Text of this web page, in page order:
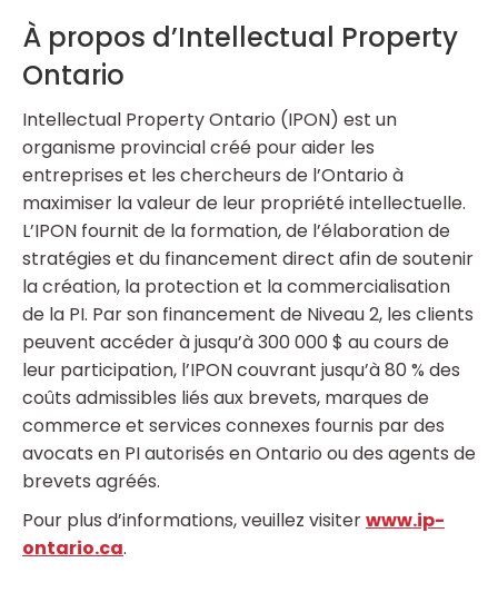
À propos d’Intellectual Property
Ontario
Intellectual Property Ontario (IPON) est un
organisme provincial créé pour aider les
entreprises et les chercheurs de l’Ontario à
maximiser la valeur de leur propriété intellectuelle.
L’IPON fournit de la formation, de l’élaboration de
stratégies et du financement direct afin de soutenir
la création, la protection et la commercialisation
de la PI. Par son financement de Niveau 2, les clients
peuvent accéder à jusqu’à 300 000 $ au cours de
leur participation, l’IPON couvrant jusqu’à 80 % des
coûts admissibles liés aux brevets, marques de
commerce et services connexes fournis par des
avocats en PI autorisés en Ontario ou des agents de
brevets agréés.
Pour plus d’informations, veuillez visiterwww.ip-
ontario.ca.